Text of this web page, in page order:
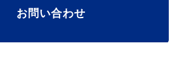
お問い合わせ